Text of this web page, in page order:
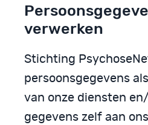
verwerken
Stichting
persoonsgegevens
van onze diensten
gegevens zelf aan